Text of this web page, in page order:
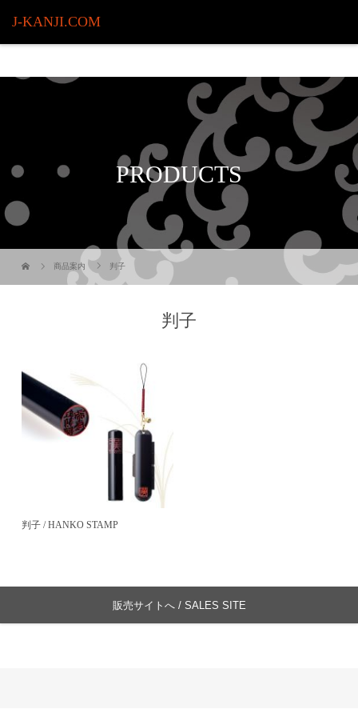
J-KANJI.COM
PRODUCTS
商品案内 判子
判子
判子 / HANKO STAMP
販売サイトへ / SALES SITE